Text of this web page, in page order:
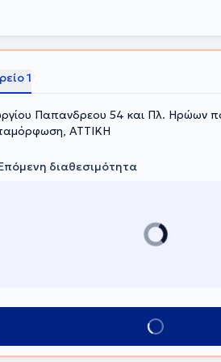
1
Παπανδρεου 54 και Πλ. Ηρώων
ΑΤΤΙΚΗ
διαθεσιμότητα
Κλείσε ραντεβού